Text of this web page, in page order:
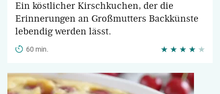
Ein köstlicher Kirschkuchen, der die
Erinnerungen an Großmutters Backkünste
lebendig werden lässt.
60 min.